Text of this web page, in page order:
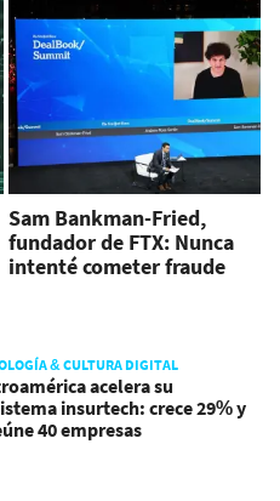
Sam Bankman-Fried,
fundador de FTX: Nunca
intenté cometer fraude
& CULTURA DIGITAL
acelera su
insurtech: crece 29% y
40 empresas